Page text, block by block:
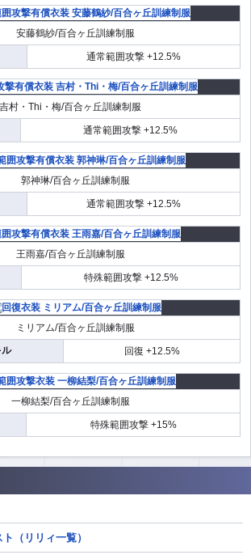
安藤鶴紗/百合ヶ丘訓練制服
通常範囲攻撃 +12.5%
吉村・Thi・梅/百合ヶ丘訓練制服
通常範囲攻撃 +12.5%
郭神琳/百合ヶ丘訓練制服
通常範囲攻撃 +12.5%
王雨嘉/百合ヶ丘訓練制服
特殊範囲攻撃 +12.5%
ミリアム/百合ヶ丘訓練制服
回復 +12.5%
一柳結梨/百合ヶ丘訓練制服
特殊範囲攻撃 +15%
（リリィ一覧）